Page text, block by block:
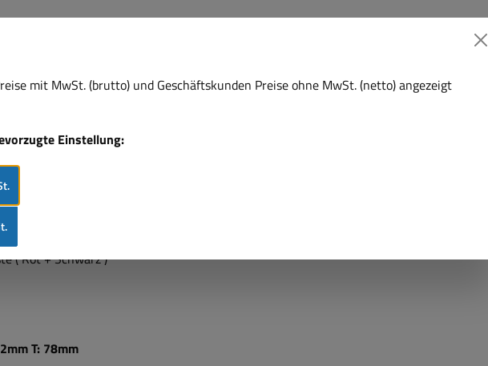
Bleiakku 7,2Ah ( Range 1,2Ah...7,2Ah )
( Rot + Schwarz )
T: 78mm
mit MwSt. (brutto) und Geschäftskunden Preise ohne MwSt. (netto) angezeigt
Einstellung: